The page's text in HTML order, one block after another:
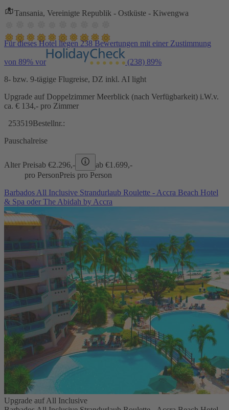
Tansania, Vereinigte Republik - Ostküste - Kiwengwa
Für dieses Hotel liegen 238 Bewertungen mit einer Zustimmung
von 89% vor (238) 89%
8- bzw. 9-tägige Flugreise, DZ inkl. AI light
Upgrade auf Doppelzimmer Meerblick (nach Verfügbarkeit) i.W.v.
ca. € 134,- pro Zimmer
253519Bestellnr.:
Pauschalreise
Alter Preisab €2.296,- ab €1.699,-
pro PersonPreis pro Person
Barbados All Inclusive Strandurlaub Roulette - Accra Beach Hotel
& Spa oder The Abidah by Accra
Upgrade auf All Inclusive